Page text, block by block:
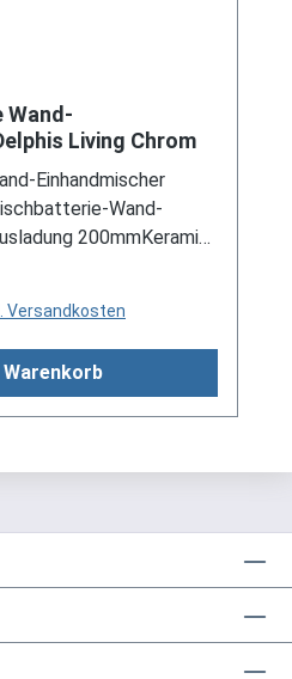
Living Chrom
Einhandmischer
Wand-
200mmKeramik-
Versandkosten
Warenkorb